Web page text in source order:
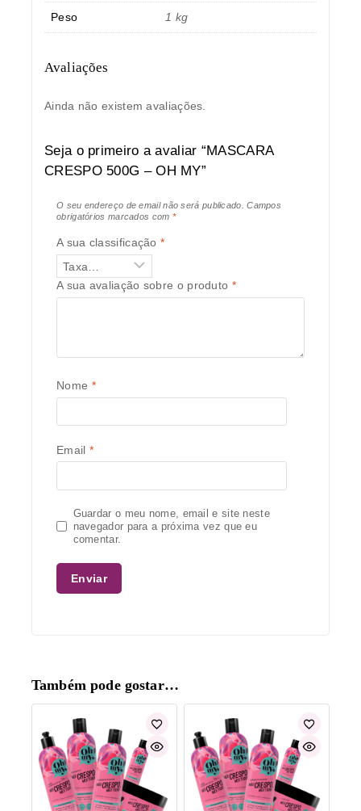
Peso 1 kg
Avaliações
Ainda não existem avaliações.
Seja o primeiro a avaliar “MASCARA
CRESPO 500G – OH MY”
O seu endereço de email não será publicado.
Campos
obrigatórios marcados com *
A sua classificação*
A sua avaliação sobre o produto *
Nome *
Email *
Guardar o meu nome, email e site neste
navegador para a próxima vez que eu
comentar.
Também pode gostar…